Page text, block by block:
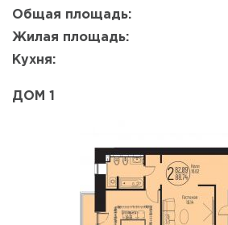
Общая площадь:
Жилая площадь:
Кухня:
ДОМ 1